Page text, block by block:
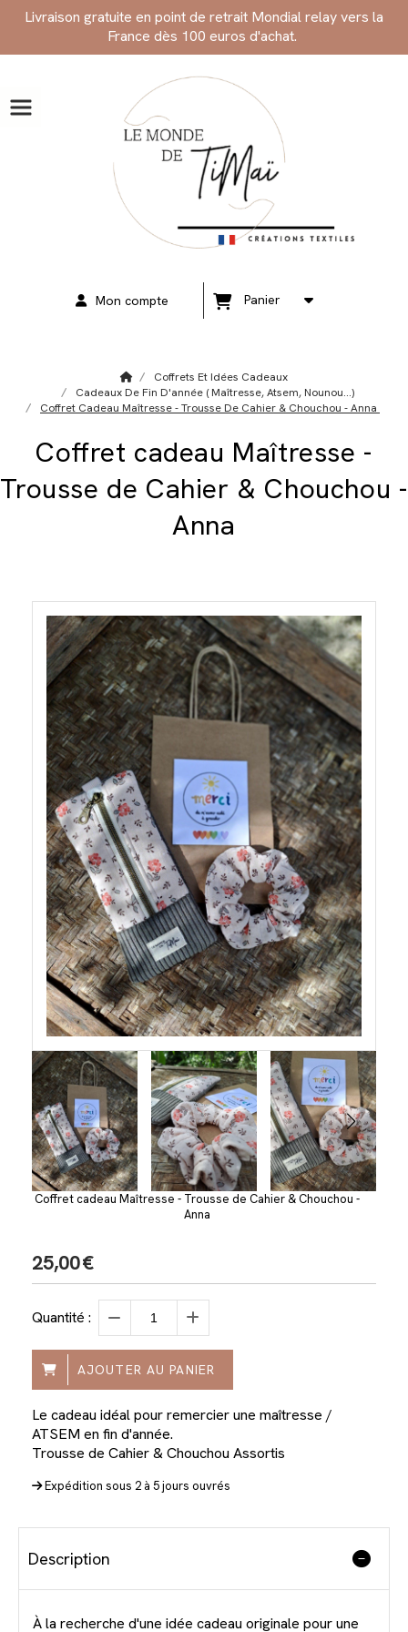
Livraison gratuite en point de retrait Mondial relay vers la
France dès 100 euros d'achat.
Mon compte Panier
Coffrets Et Idées Cadeaux
Cadeaux De Fin D'année ( Maîtresse, Atsem, Nounou...)
Coffret Cadeau Maîtresse - Trousse De Cahier & Chouchou - Anna
Coffret cadeau Maîtresse -
Trousse de Cahier & Chouchou -
Anna
Coffret cadeau Maîtresse - Trousse de Cahier & Chouchou -
Anna
25,00€
Quantité :
AJOUTER AU PANIER
Le cadeau idéal pour remercier une maîtresse /
ATSEM en fin d'année.
Trousse de Cahier & Chouchou Assortis
Expédition sous 2 à 5 jours ouvrés
Description
À la recherche d'une idée cadeau originale pour une